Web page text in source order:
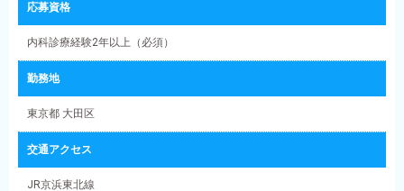
応募資格
内科診療経験2年以上（必須）
勤務地
東京都 大田区
交通アクセス
JR京浜東北線